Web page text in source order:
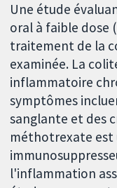
Une étude
oral à faible dose
traitement de la
examinée. La
inflammatoire
symptômes
sanglante et des
méthotrexate est
l'inflammation